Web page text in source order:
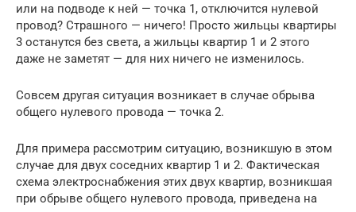
или на подводе к ней — точка 1, отключится нулевой
провод? Страшного — ничего! Просто жильцы квартиры
3 останутся без света, а жильцы квартир 1 и 2 этого
даже не заметят — для них ничего не изменилось.
Совсем другая ситуация возникает в случае обрыва
общего нулевого провода — точка 2.
Для примера рассмотрим ситуацию, возникшую в этом
случае для двух соседних квартир 1 и 2. Фактическая
схема электроснабжения этих двух квартир, возникшая
при обрыве общего нулевого провода, приведена на